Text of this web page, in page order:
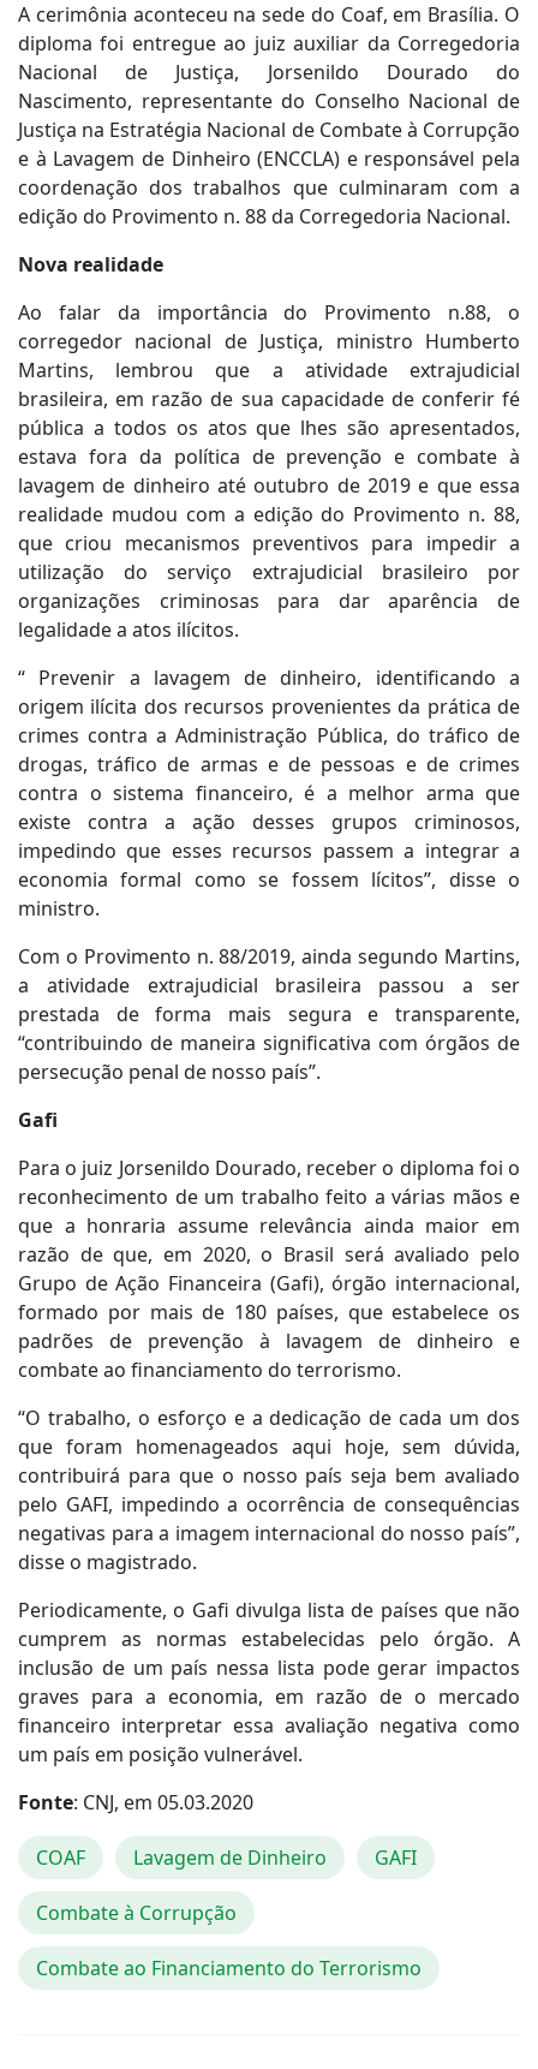
A cerimônia aconteceu na sede do Coaf, em Brasília. O
diploma foi entregue ao juiz auxiliar da Corregedoria
Nacional de Justiça, Jorsenildo Dourado do
Nascimento, representante do Conselho Nacional de
Justiça na Estratégia Nacional de Combate à Corrupção
e à Lavagem de Dinheiro (ENCCLA) e responsável pela
coordenação dos trabalhos que culminaram com a
edição do Provimento n. 88 da Corregedoria Nacional.
Nova realidade
Ao falar da importância do Provimento n.88, o
corregedor nacional de Justiça, ministro Humberto
Martins, lembrou que a atividade extrajudicial
brasileira, em razão de sua capacidade de conferir fé
pública a todos os atos que lhes são apresentados,
estava fora da política de prevenção e combate à
lavagem de dinheiro até outubro de 2019 e que essa
realidade mudou com a edição do Provimento n. 88,
que criou mecanismos preventivos para impedir a
utilização do serviço extrajudicial brasileiro por
organizações criminosas para dar aparência de
legalidade a atos ilícitos.
“ Prevenir a lavagem de dinheiro, identificando a
origem ilícita dos recursos provenientes da prática de
crimes contra a Administração Pública, do tráfico de
drogas, tráfico de armas e de pessoas e de crimes
contra o sistema financeiro, é a melhor arma que
existe contra a ação desses grupos criminosos,
impedindo que esses recursos passem a integrar a
economia formal como se fossem lícitos”, disse o
ministro.
Com o Provimento n. 88/2019, ainda segundo Martins,
a atividade extrajudicial brasileira passou a ser
prestada de forma mais segura e transparente,
“contribuindo de maneira significativa com órgãos de
persecução penal de nosso país”.
Gafi
Para o juiz Jorsenildo Dourado, receber o diploma foi o
reconhecimento de um trabalho feito a várias mãos e
que a honraria assume relevância ainda maior em
razão de que, em 2020, o Brasil será avaliado pelo
Grupo de Ação Financeira (Gafi), órgão internacional,
formado por mais de 180 países, que estabelece os
padrões de prevenção à lavagem de dinheiro e
combate ao financiamento do terrorismo.
“O trabalho, o esforço e a dedicação de cada um dos
que foram homenageados aqui hoje, sem dúvida,
contribuirá para que o nosso país seja bem avaliado
pelo GAFI, impedindo a ocorrência de consequências
negativas para a imagem internacional do nosso país”,
disse o magistrado.
Periodicamente, o Gafi divulga lista de países que não
cumprem as normas estabelecidas pelo órgão. A
inclusão de um país nessa lista pode gerar impactos
graves para a economia, em razão de o mercado
financeiro interpretar essa avaliação negativa como
um país em posição vulnerável.
Fonte: CNJ, em 05.03.2020
COAF Lavagem de Dinheiro GAFI
Combate à Corrupção
Combate ao Financiamento do Terrorismo